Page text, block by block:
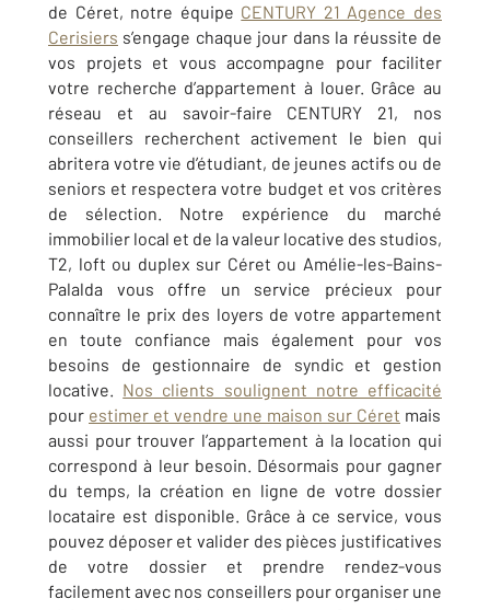
de Céret, notre équipe CENTURY 21 Agence des
Cerisiers s’engage chaque jour dans la réussite de
vos projets et vous accompagne pour faciliter
votre recherche d’appartement à louer. Grâce au
réseau et au savoir-faire CENTURY 21, nos
conseillers recherchent activement le bien qui
abritera votre vie d’étudiant, de jeunes actifs ou de
seniors et respectera votre budget et vos critères
de sélection. Notre expérience du marché
immobilier local et de la valeur locative des studios,
T2, loft ou duplex sur Céret ou Amélie-les-Bains-
Palalda vous offre un service précieux pour
connaître le prix des loyers de votre appartement
en toute confiance mais également pour vos
besoins de gestionnaire de syndic et gestion
locative. Nos clients soulignent notre efficacité
pour estimer et vendre une maison sur Céret mais
aussi pour trouver l’appartement à la location qui
correspond à leur besoin. Désormais pour gagner
du temps, la création en ligne de votre dossier
locataire est disponible. Grâce à ce service, vous
pouvez déposer et valider des pièces justificatives
de votre dossier et prendre rendez-vous
facilement avec nos conseillers pour organiser une